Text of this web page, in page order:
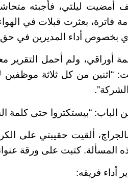
أمضيت ليلتي، فأجبته
فاترة، بعثرت قبلات في
بخصوص أداء المديرين في
أوراقي، ولم أحمل التقرير
“اثنين من كل ثلاثة موظفين
“بيستكتروا حتى كلمة
ألقيت حقيبتي على
المسألة. كتبت على ورقة
أداء فريقه: